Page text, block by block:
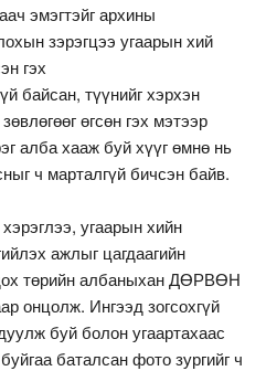
эмэгтэйг архины
зэрэгцээ угаарын хий
гэх
байсан, түүнийг хэрхэн
өгсөн гэх мэтээр
алба хааж буй хүүг өмнө нь
ч марталгүй бичсэн байв.
угаарын хийн
ажлыг цагдаагийн
төрийн албаныхан ДӨРВӨН
онцолж. Ингээд зогсохгүй
буй болон угаартахаас
баталсан фото зургийг ч